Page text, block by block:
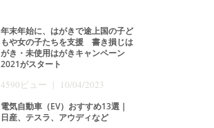
年末年始に、はがきで途上国の子ど
もや女の子たちを支援 書き損じは
がき・未使用はがきキャンペーン
2021がスタート
4590ビュー | 10/04/2023
電気自動車（EV）おすすめ13選｜
日産、テスラ、アウディなど